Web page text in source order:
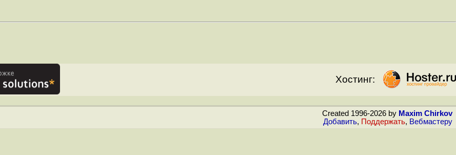
Хостинг:
Created 1996-2026 by Maxim Chirkov
Добавить, Поддержать, Вебмастеру